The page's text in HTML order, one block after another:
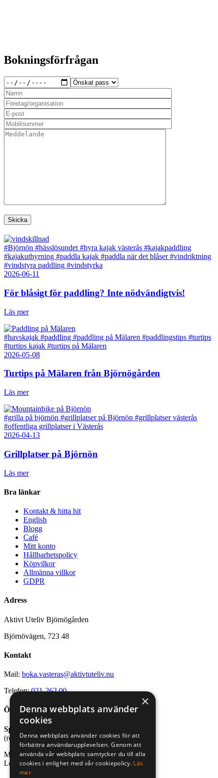
Bokningsförfrågan
#Björnön #hässlösundet #hyra kajak västerås #kajakpaddling
#kajakuthyrning #paddla kajak #paddla när det blåser#vindriktning
#vindstyra paddling #vindstyrka
2026-06-11
För blåsigt för paddling? Inte nödvändigtvis!
Läs mer
#havskajak #paddling #paddling på Mälaren #paddlingstips #turtips
#turtips kajak #turtips på Mälaren
2026-05-08
Turtips på Mälaren från Björnögården
Läs mer
#grilla på björnön #grillplatser på Björnön #grillplatser västerås
#offentliga grillplatser i Västerås
2026-04-13
Grillplatser på Björnön
Läs mer
Bra länkar
Kontakt & hitta hit
English
Blogg
Café
Mitt konto
Hållbarhetspolicy
Köpvilkor
Allmänna villkor
GDPR
Adress
Aktivt Uteliv Björnögården
Björnövägen, 723 48
Kontakt
Mail: boka.vasteras@aktivtuteliv.nu
Telefon:021-262 00
Öppettider
Sport- och friluftsbutik
(reception stugby och bastu)
Mån-fre, kl. 10.00-18.00
Lör-sön, kl. 10.00-16.00
×
Denna webbplats använder
cookies
Denna webbplats använder cookies för att
förbättra användarupplevelsen. Genom att
använda vår webbplats samtycker du till alla
cookies i enlighet med vår cookiepolicy. Läs
mer